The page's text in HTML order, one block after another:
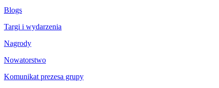
Blogs
Targi i wydarzenia
Nagrody
Nowatorstwo
Komunikat prezesa grupy